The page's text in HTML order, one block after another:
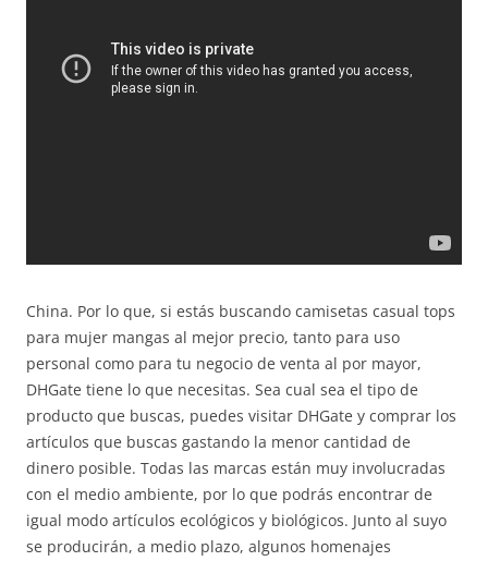
China. Por lo que, si estás buscando camisetas casual tops
para mujer mangas al mejor precio, tanto para uso
personal como para tu negocio de venta al por mayor,
DHGate tiene lo que necesitas. Sea cual sea el tipo de
producto que buscas, puedes visitar DHGate y comprar los
artículos que buscas gastando la menor cantidad de
dinero posible. Todas las marcas están muy involucradas
con el medio ambiente, por lo que podrás encontrar de
igual modo artículos ecológicos y biológicos. Junto al suyo
se producirán, a medio plazo, algunos homenajes